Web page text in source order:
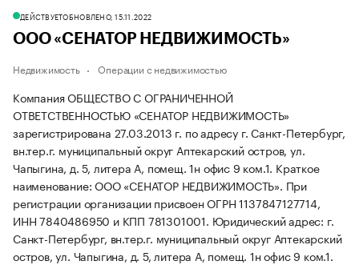
ДЕЙСТВУЕТОБНОВЛЕНО, 15.11.2022
ООО «СЕНАТОР НЕДВИЖИМОСТЬ»
Недвижимость Операции с недвижимостью
Компания ОБЩЕСТВО С ОГРАНИЧЕННОЙ
ОТВЕТСТВЕННОСТЬЮ «СЕНАТОР НЕДВИЖИМОСТЬ»
зарегистрирована 27.03.2013 г. по адресу г. Санкт-Петербург,
вн.тер.г. муниципальный округ Аптекарский остров, ул.
Чапыгина, д. 5, литера А, помещ. 1н офис 9 ком.1. Краткое
наименование: ООО «СЕНАТОР НЕДВИЖИМОСТЬ». При
регистрации организации присвоен ОГРН 1137847127714,
ИНН 7840486950 и КПП 781301001. Юридический адрес: г.
Санкт-Петербург, вн.тер.г. муниципальный округ Аптекарский
остров, ул. Чапыгина, д. 5, литера А, помещ. 1н офис 9 ком.1.